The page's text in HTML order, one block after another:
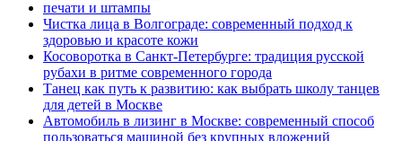
печати и штампы
Чистка лица в Волгограде: современный подход к
здоровью и красоте кожи
Косоворотка в Санкт-Петербурге: традиция русской
рубахи в ритме современного города
Танец как путь к развитию: как выбрать школу танцев
для детей в Москве
Автомобиль в лизинг в Москве: современный способ
пользоваться машиной без крупных вложений